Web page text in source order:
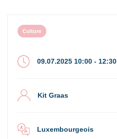
Culture
09.07.2025 10:00 - 12:30
Kit Graas
Luxembourgeois